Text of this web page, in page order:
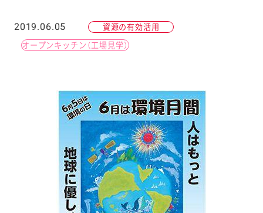
2019.06.05 資源の有効活用
オープンキッチン（工場見学）